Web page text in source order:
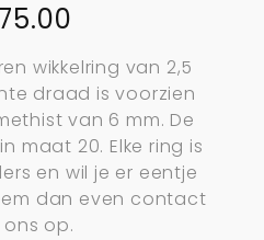
wikkelring van 2,5
draad is voorzien
van 6 mm. De
maat 20. Elke ring is
en wil je er eentje
dan even contact
op.